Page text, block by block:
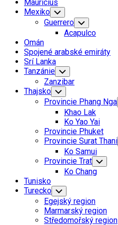
Mauricius
Mexiko Toggle
Child
Menu
Guerrero Toggle
Child
Menu
Acapulco
Omán
Spojené arabské emiráty
Srí Lanka
Tanzánie Toggle
Child
Menu
Zanzibar
Thajsko Toggle
Child
Menu
Provincie Phang Nga
Khao Lak
Ko Yao Yai
Provincie Phuket
Provincie Surat Thani
Ko Samui
Provincie Trat Toggle
Child
Menu
Ko Chang
Tunisko
Turecko Toggle
Child
Menu
Egejský region
Marmarský region
Středomořský region